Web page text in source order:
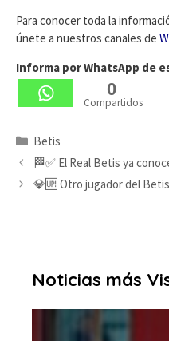
Para conocer toda la
únete a nuestros canales de
Informa por WhatsApp de
0
Compartidos
Categorías
Betis
🏁✅ El Real Betis ya
💎🆙 Otro jugador del
Noticias más